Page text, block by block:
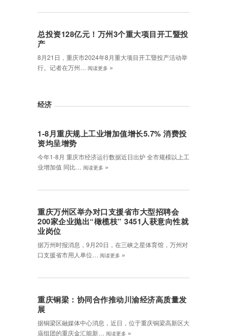
总投资128亿元！万州3个重大项目开工暨投
产
8月21日，重庆市2024年8月重大项目开工暨投产活动举
行。记者在万州…
阅读更多 »
经济
1-8月重庆规上工业增加值增长5.7% 消费投
资均呈增势
今年1-8月 重庆市经济运行数据近日出炉 全市规模以上工
业增加值 同比…
阅读更多 »
重庆万州区举办对口支援省市大型招聘会
200家企业抛出“橄榄枝” 3451人获意向性就
业岗位
据万州时报消息，9月20日，在三峡之星体育馆，万州对
口支援省市用人单位…
阅读更多 »
重庆铜梁：协同合作推动川渝经济高质量发
展
据铜梁区融媒体中心消息，近日，位于重庆铜梁高新区大
庙组团的重庆金汇能新…
阅读更多 »